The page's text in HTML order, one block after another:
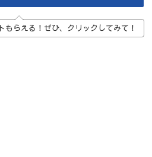
もらえる！ぜひ、クリックしてみて！